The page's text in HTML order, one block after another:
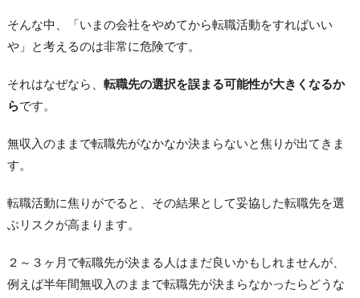
そんな中、「いまの会社をやめてから転職活動をすればいい
や」と考えるのは非常に危険です。
それはなぜなら、 転職先の選択を誤まる可能性が大きくなるか
らです。
無収入のままで転職先がなかなか決まらないと焦りが出てきま
す。
転職活動に焦りがでると、その結果として妥協した転職先を選
ぶリスクが高まります。
２～３ヶ月で転職先が決まる人はまだ良いかもしれませんが、
例えば半年間無収入のままで転職先が決まらなかったらどうな